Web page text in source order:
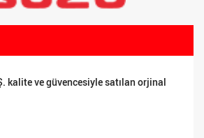
kalite ve güvencesiyle satılan orjinal